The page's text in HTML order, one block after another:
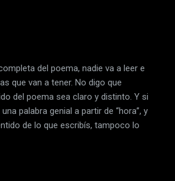
del poema, nadie va a leer e
que van a tener. No digo que
del poema sea claro y distinto. Y si
palabra genial a partir de “hora”, y
de lo que escribís, tampoco lo